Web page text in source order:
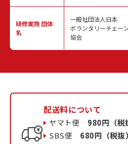
研修実施 団体
名
一般社団法人日本
ボランタリーチェーン
協会
配送料について
ヤマト便 980円（税
SBS便 680円（税抜）